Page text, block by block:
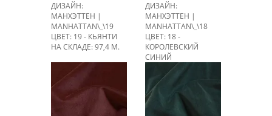
ДИЗАЙН:
МАНХЭТТЕН |
MANHATTAN\_\19
ЦВЕТ: 19 - КЬЯНТИ
НА СКЛАДЕ: 97,4 М.
ДИЗАЙН:
МАНХЭТТЕН |
MANHATTAN\_\18
ЦВЕТ: 18 -
КОРОЛЕВСКИЙ
СИНИЙ
НА СКЛАДЕ: > 100 М.